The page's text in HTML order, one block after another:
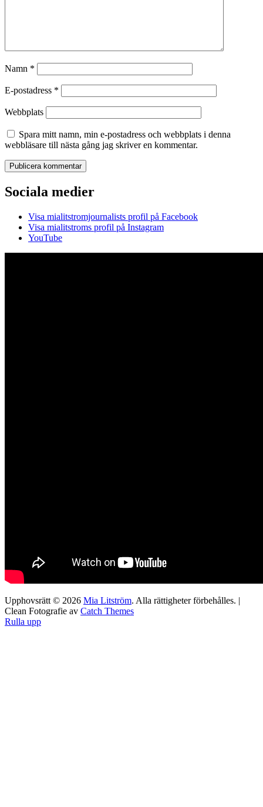
Namn *
E-postadress *
Webbplats
Spara mitt namn, min e-postadress och webbplats i denna
webbläsare till nästa gång jag skriver en kommentar.
Sociala medier
Visa mialitstromjournalists profil på Facebook
Visa mialitstroms profil på Instagram
YouTube
Upphovsrätt © 2026 Mia Litström. Alla rättigheter förbehålles. |
Clean Fotografie av Catch Themes
Rulla upp